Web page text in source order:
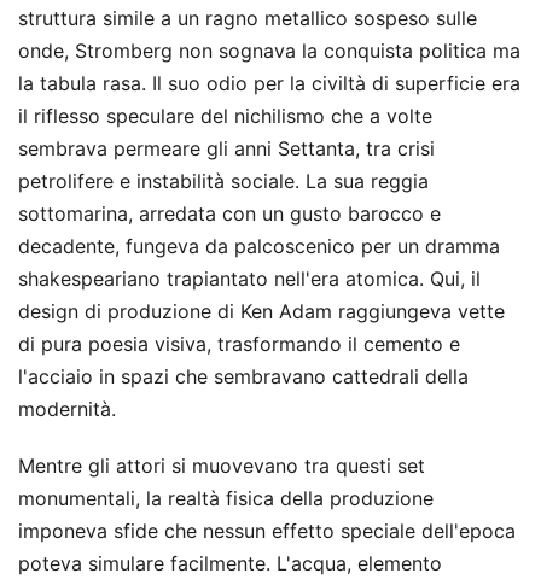
struttura simile a un ragno metallico sospeso sulle
onde, Stromberg non sognava la conquista politica ma
la tabula rasa. Il suo odio per la civiltà di superficie era
il riflesso speculare del nichilismo che a volte
sembrava permeare gli anni Settanta, tra crisi
petrolifere e instabilità sociale. La sua reggia
sottomarina, arredata con un gusto barocco e
decadente, fungeva da palcoscenico per un dramma
shakespeariano trapiantato nell'era atomica. Qui, il
design di produzione di Ken Adam raggiungeva vette
di pura poesia visiva, trasformando il cemento e
l'acciaio in spazi che sembravano cattedrali della
modernità.
Mentre gli attori si muovevano tra questi set
monumentali, la realtà fisica della produzione
imponeva sfide che nessun effetto speciale dell'epoca
poteva simulare facilmente. L'acqua, elemento